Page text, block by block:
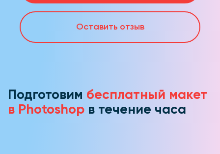
Оставить отзыв
Подготовим бесплатный макет
в Photoshop в течение часа